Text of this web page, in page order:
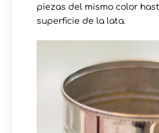
piezas del mismo color
superficie de la lata.